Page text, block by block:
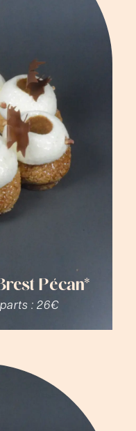
Pécan*
:26€